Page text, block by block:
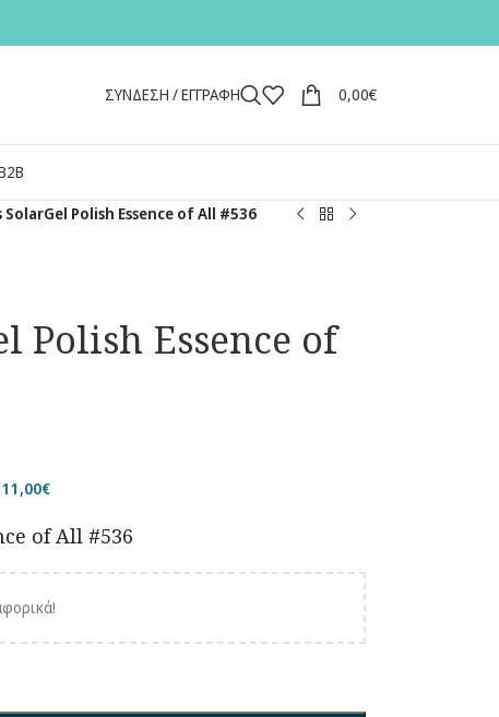
ΣΥΝΔΕΣΗ / ΕΓΓΡΑΦΗ 0,00€
Polish Essence of All #536
Polish Essence of
11,00€
of All #536